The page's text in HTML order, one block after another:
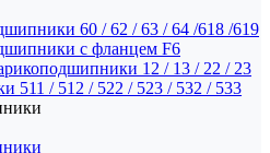
60 / 62 / 63 / 64 /618 /619
с фланцем F6
12 / 13 / 22 / 23
511 / 512 / 522 / 523 / 532 / 533